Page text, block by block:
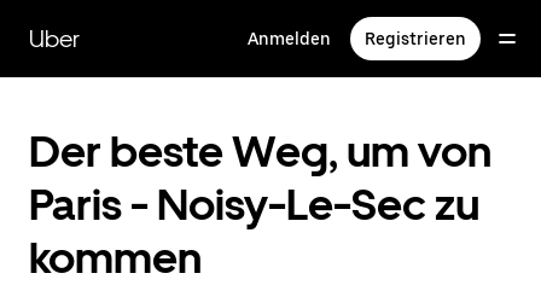
zum
Hauptinhalt
Uber Anmelden Registrieren
Der beste Weg, um von
Paris - Noisy-Le-Sec zu
kommen